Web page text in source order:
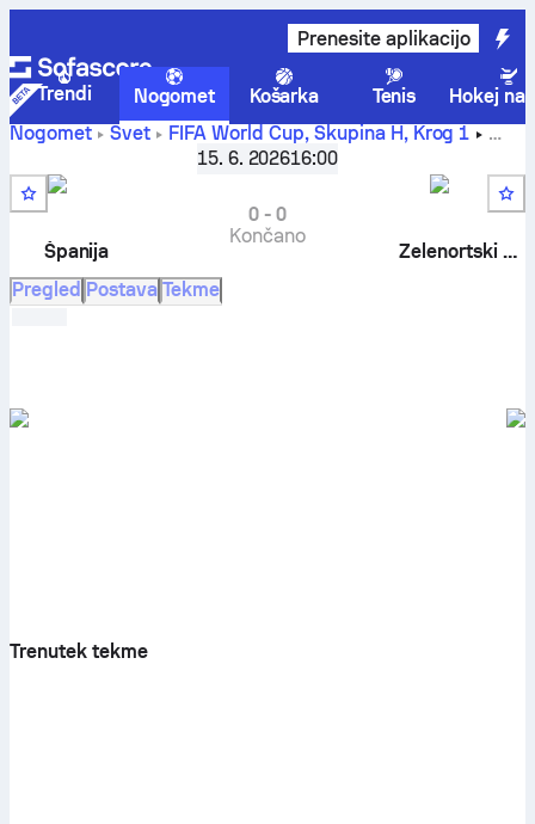
Prenesite aplikacijo
Trendi Nogomet Košarka Tenis
Hokej na
Nogomet
Svet FIFA World Cup, Skupina H, Krog 1
Zelenortski otoki rezultat v živo, H2H rezultati,
razvrstitev in napoved
15. 6. 202616:00
Španija
0-0
Končano
Zelenortski otoki
Pregled Postava Tekme
Trenutek tekme